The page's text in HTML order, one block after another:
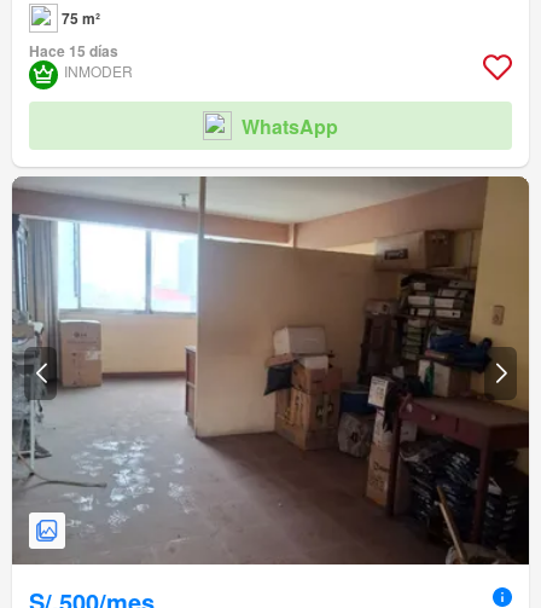
75 m²
Hace 15 días
INMODER
WhatsApp